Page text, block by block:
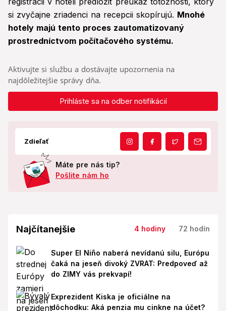
si zvyčajne zriadenci na recepcii skopírujú. Mnohé
hotely majú tento proces zautomatizovaný
prostredníctvom počítačového systému.
Aktivujte si službu a dostávajte upozornenia na
najdôležitejšie správy dňa.
Prihláste sa na odber notifikácií
Zdieľať
Máte pre nás tip?
Pošlite nám ho
Najčítanejšie 4 hodiny 72 hodín
Super El Niño naberá nevídanú silu, Európu
čaká na jeseň divoký ZVRAT: Predpoveď až
do ZIMY vás prekvapí!
Exprezident Kiska je oficiálne na
dôchodku: Aká penzia mu cinkne na účet?